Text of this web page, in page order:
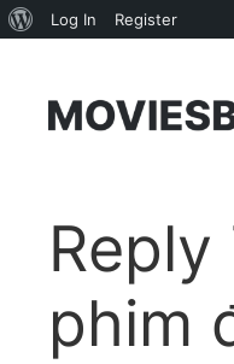
phim
About
Log In Register